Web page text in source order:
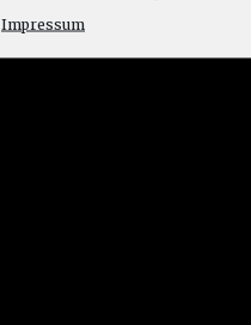
Impressum